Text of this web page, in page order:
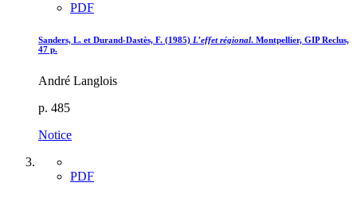
PDF
Sanders, L. et Durand-Dastès, F. (1985) L’effet régional. Montpellier, GIP Reclus,
47 p.
André Langlois
p. 485
Notice
PDF